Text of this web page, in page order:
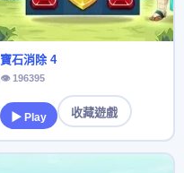
寶石消除 4
👁 196395
▶ Play 收藏遊戲